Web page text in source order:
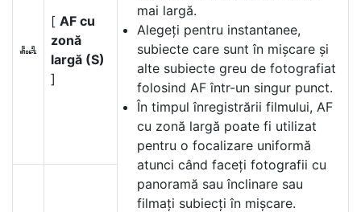
f
[ AF cu
zonă
largă (S)
]
mai largă.
Alegeți pentru instantanee,
subiecte care sunt în mișcare și
alte subiecte greu de fotografiat
folosind AF într-un singur punct.
În timpul înregistrării filmului, AF
cu zonă largă poate fi utilizat
pentru o focalizare uniformă
atunci când faceți fotografii cu
panoramă sau înclinare sau
filmați subiecți în mișcare.